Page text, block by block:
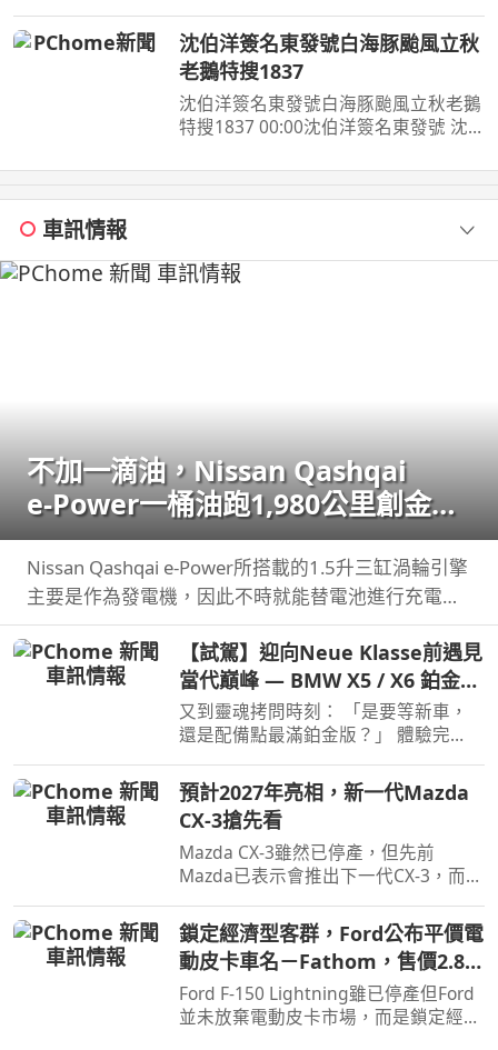
Galaxy Z ...
沈伯洋簽名東發號白海豚颱風立秋
老鵝特搜1837
沈伯洋簽名東發號白海豚颱風立秋老鵝
特搜1837 00:00沈伯洋簽名東發號 沈
店 ...
車訊情報
不加一滴油，Nissan Qashqai
e‑Power一桶油跑1,980公里創金氏
世界紀錄
Nissan Qashqai e‑Power所搭載的1.5升三缸渦輪引擎
主要是作為發電機，因此不時就能替電池進行充電直
到沒油，這也讓Qashqai e‑Power擁有高效的里程表
現，日前就創下非純電與PHEV行駛里程最高金氏世界
紀錄…
【試駕】迎向Neue Klasse前遇見
當代巔峰 — BMW X5 / X6 鉑金版
璀璨登場
又到靈魂拷問時刻： 「是要等新車，
還是配備點最滿鉑金版？」 體驗完
BMW X5 / X6鉑金版，選擇困難如我，
彷彿有了理直氣壯答案。
預計2027年亮相，新一代Mazda
CX-3搶先看
Mazda CX-3雖然已停產，但先前
Mazda已表示會推出下一代CX-3，而就
一代CX-3。
鎖定經濟型客群，Ford公布平價電
動皮卡車名－Fathom，售價2.8萬
美元起
Ford F-150 Lightning雖已停產但Ford
並未放棄電動皮卡市場，而是鎖定經濟